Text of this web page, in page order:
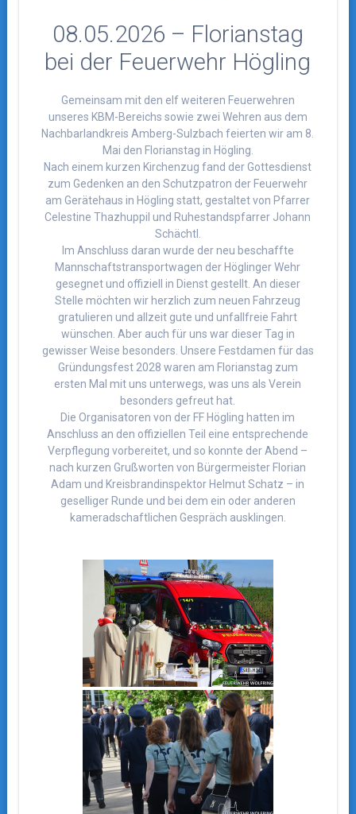
08.05.2026 – Florianstag
bei der Feuerwehr Högling
Gemeinsam mit den elf weiteren Feuerwehren
unseres KBM-Bereichs sowie zwei Wehren aus dem
Nachbarlandkreis Amberg-Sulzbach feierten wir am 8.
Mai den Florianstag in Högling.
Nach einem kurzen Kirchenzug fand der Gottesdienst
zum Gedenken an den Schutzpatron der Feuerwehr
am Gerätehaus in Högling statt, gestaltet von Pfarrer
Celestine Thazhuppil und Ruhestandspfarrer Johann
Schächtl.
Im Anschluss daran wurde der neu beschaffte
Mannschaftstransportwagen der Höglinger Wehr
gesegnet und offiziell in Dienst gestellt. An dieser
Stelle möchten wir herzlich zum neuen Fahrzeug
gratulieren und allzeit gute und unfallfreie Fahrt
wünschen. Aber auch für uns war dieser Tag in
gewisser Weise besonders. Unsere Festdamen für das
Gründungsfest 2028 waren am Florianstag zum
ersten Mal mit uns unterwegs, was uns als Verein
besonders gefreut hat.
Die Organisatoren von der FF Högling hatten im
Anschluss an den offiziellen Teil eine entsprechende
Verpflegung vorbereitet, und so konnte der Abend –
nach kurzen Grußworten von Bürgermeister Florian
Adam und Kreisbrandinspektor Helmut Schatz – in
geselliger Runde und bei dem ein oder anderen
kameradschaftlichen Gespräch ausklingen.